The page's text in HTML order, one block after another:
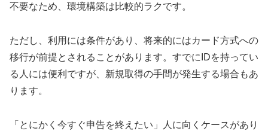
不要なため、環境構築は比較的ラクです。
ただし、利用には条件があり、将来的にはカード方式への
移行が前提とされることがあります。すでにIDを持ってい
る人には便利ですが、新規取得の手間が発生する場合もあ
ります。
「とにかく今すぐ申告を終えたい」人に向くケースがあり